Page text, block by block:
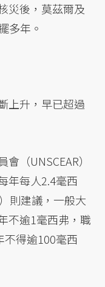
災後，莫茲爾及
多年。
上升，早已超過
（UNSCEAR）
年每人2.4毫西
則建議，一般大
不逾1毫西弗，職
不得逾100毫西